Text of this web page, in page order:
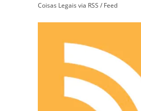
Coisas Legais via RSS / Feed